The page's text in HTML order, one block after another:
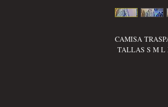
CAMISA
TALLAS S M